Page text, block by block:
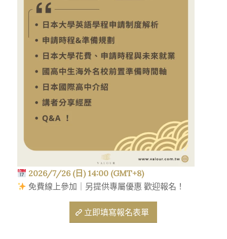
2026/7/26 (日) 14:00 (GMT+8)
免費線上參加｜另提供專屬優惠 歡迎報名！
立即填寫報名表單